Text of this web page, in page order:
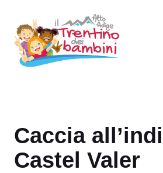
contenuto
Caccia
Castel Valer